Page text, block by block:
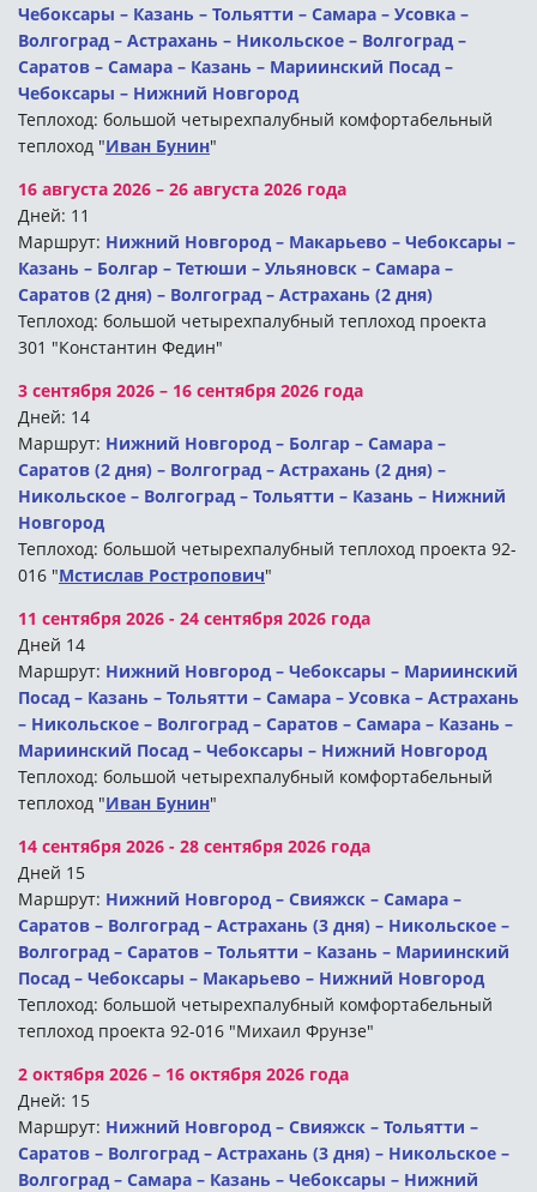
Чебоксары – Казань – Тольятти – Самара – Усовка –
Волгоград – Астрахань – Никольское – Волгоград –
Саратов – Самара – Казань – Мариинский Посад –
Чебоксары – Нижний Новгород
Теплоход: большой четырехпалубный комфортабельный
теплоход "Иван Бунин"
16 августа 2026 – 26 августа 2026 года
Дней: 11
Маршрут: Нижний Новгород – Макарьево – Чебоксары –
Казань – Болгар – Тетюши – Ульяновск – Самара –
Саратов (2 дня) – Волгоград – Астрахань (2 дня)
Теплоход: большой четырехпалубный теплоход проекта
301 "Константин Федин"
3 сентября 2026 – 16 сентября 2026 года
Дней: 14
Маршрут: Нижний Новгород – Болгар – Самара –
Саратов (2 дня) – Волгоград – Астрахань (2 дня) –
Никольское – Волгоград – Тольятти – Казань – Нижний
Новгород
Теплоход: большой четырехпалубный теплоход проекта 92-
016 "Мстислав Ростропович"
11 сентября 2026 - 24 сентября 2026 года
Дней 14
Маршрут: Нижний Новгород – Чебоксары – Мариинский
Посад – Казань – Тольятти – Самара – Усовка – Астрахань
– Никольское – Волгоград – Саратов – Самара – Казань –
Мариинский Посад – Чебоксары – Нижний Новгород
Теплоход: большой четырехпалубный комфортабельный
теплоход "Иван Бунин"
14 сентября 2026 - 28 сентября 2026 года
Дней 15
Маршрут: Нижний Новгород – Свияжск – Самара –
Саратов – Волгоград – Астрахань (3 дня) – Никольское –
Волгоград – Саратов – Тольятти – Казань – Мариинский
Посад – Чебоксары – Макарьево – Нижний Новгород
Теплоход: большой четырехпалубный комфортабельный
теплоход проекта 92-016 "Михаил Фрунзе"
2 октября 2026 – 16 октября 2026 года
Дней: 15
Маршрут: Нижний Новгород – Свияжск – Тольятти –
Саратов – Волгоград – Астрахань (3 дня) – Никольское –
Волгоград – Самара – Казань – Чебоксары – Нижний